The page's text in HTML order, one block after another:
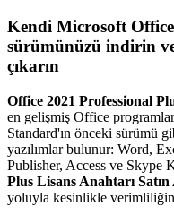
Kendi Microsoft
sürümünüzü indirin
çıkarın
Office 2021 Professional
en gelişmiş Office
Standard'ın önceki sürümü
yazılımlar bulunur: Word,
Publisher, Access ve Skype
Plus Lisans Anahtarı Satın
yoluyla kesinlikle